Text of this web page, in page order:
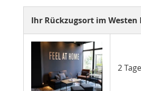
Ihr Rückzugsort im
2